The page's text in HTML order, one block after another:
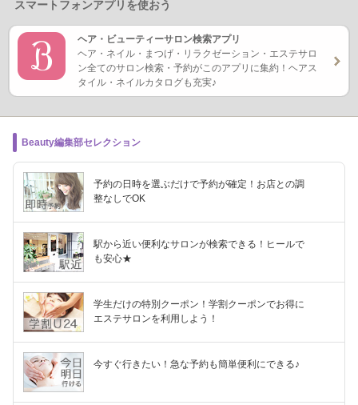
スマートフォンアプリを使おう
ヘア・ビューティーサロン検索アプリ
ヘア・ネイル・まつげ・リラクゼーション・エステサロ
ン全てのサロン検索・予約がこのアプリに集約！ヘアス
タイル・ネイルカタログも充実♪
Beauty編集部セレクション
予約の日時を選ぶだけで予約が確定！お店との調
整なしでOK
駅から近い便利なサロンが検索できる！ヒールで
も安心★
学生だけの特別クーポン！学割クーポンでお得に
エステサロンを利用しよう！
今すぐ行きたい！急な予約も簡単便利にできる♪